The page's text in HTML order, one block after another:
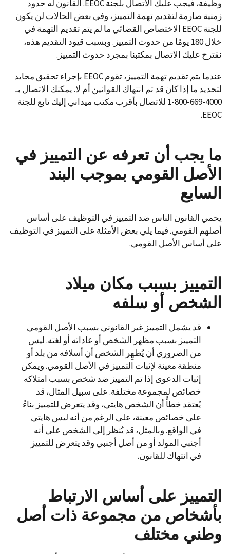
وظيفة، فيجب عليك الاتصال بلجنة EEOC. القانون له حدود
زمنية صارمة لتقديم تهمة التمييز، وفي بعض الحالات لن يكون
للجنة EEOC الاختصاص القضائي ما لم يتم تقديم التهمة في
خلال 180 يومًا من حدوث التمييز. وبسبب قيود التقديم هذه،
نقترح عليك الاتصال بمكتبنا بمجرد حدوث التمييز.
عندما يتم تقديم تهمة التمييز، تقوم EEOC بإجراء تحقيق محايد
لتحديد ما إذا كان قد تم انتهاك القوانين أم لا. يمكنك الاتصال بـ
4000-669-800-1 للاتصال بأقرب مكتب ميداني إليك تابع للجنة
EEOC.
ما يجب أن تعرفه عن التمييز في
الأصل القومي بموجب البند
السابع
يحمي القانون الناس ضد التمييز في التوظيف على أساس
أصلهم القومي. فيما يلي بعض الأمثلة على التمييز في التوظيف
على أساس الأصل القومي.
التمييز بسبب مكان ميلاد
الشخص أو سلفه
قد يشمل التمييز غير القانوني بسبب الأصل القومي
التمييز بسبب مظهر الشخص أو عاداته أو لغته. ليس
من الضروري أن يُظهِر الشخص أن أسلافه من بلد أو
منطقة معينة لإثبات التمييز في الأصل القومي. ويمكن
إثبات الدعوى إذا تم التمييز ضد شخص بسبب امتلاكه
خصائص لمجموعة مختلفة. على سبيل المثال، قد
يُعتقد خطأً أن الشخص هايتي، وقد يتعرض للتمييز بناءً
على خصائص معينة، على الرغم من أنه ليس هايتي
في الواقع. وبالمثل، قد يُنظر إلى الشخص على أنه
أجنبي المولد أو من أصل أجنبي وقد يتعرض للتمييز
في انتهاك للقانون.
التمييز على أساس الارتباط
بأشخاص من مجموعة ذات أصل
وطني مختلف